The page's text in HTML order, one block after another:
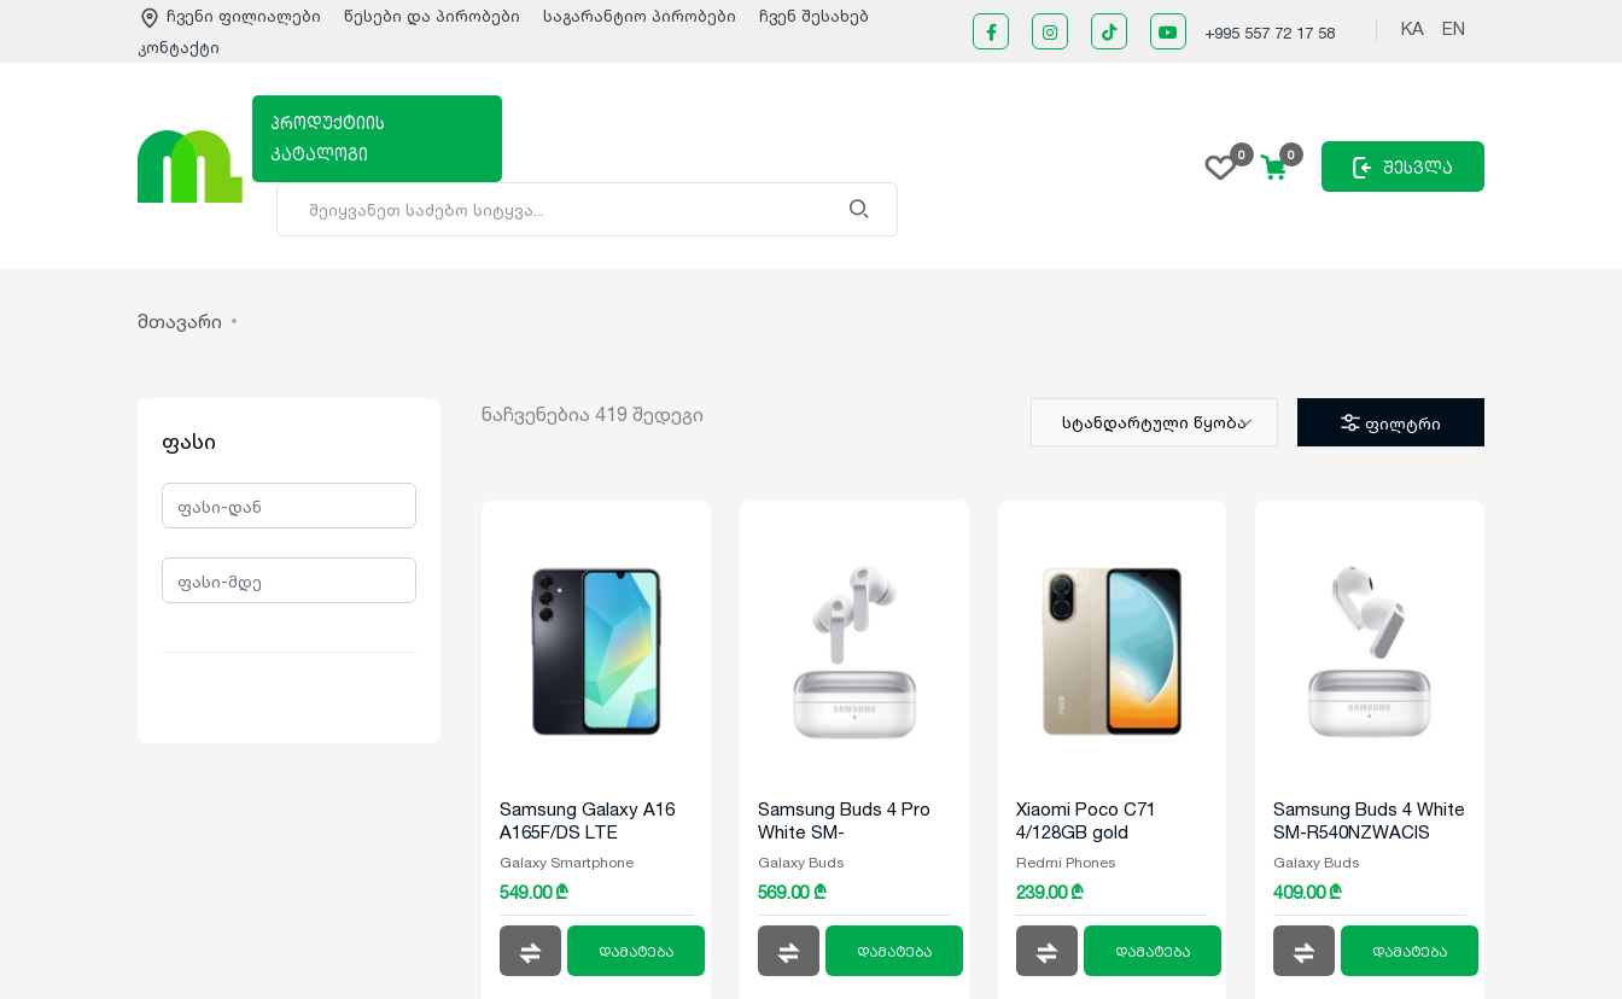
ჩვენი ფილიალები წესები და პირობები საგარანტიო პირობები
ჩვენ შესახებ
კონტაქტი
+995 557 72 17 58 KA EN
პროდუქტიის
კატალოგი
0 0
შესვლა
მთავარი
ფასი
ნაჩვენებია 419 შედეგი სტანდარტული წყობა ფილტრი
Samsung Galaxy A16
A165F/DS LTE
8/256GB Black
Galaxy Smartphone
549.00 ₾
დამატება
Samsung Buds 4 Pro
White SM-
R640NZWACIS
Galaxy Buds
569.00 ₾
დამატება
Xiaomi Poco C71
4/128GB gold
Redmi Phones
239.00 ₾
დამატება
Samsung Buds 4 White
SM-R540NZWACIS
Galaxy Buds
409.00 ₾
დამატება